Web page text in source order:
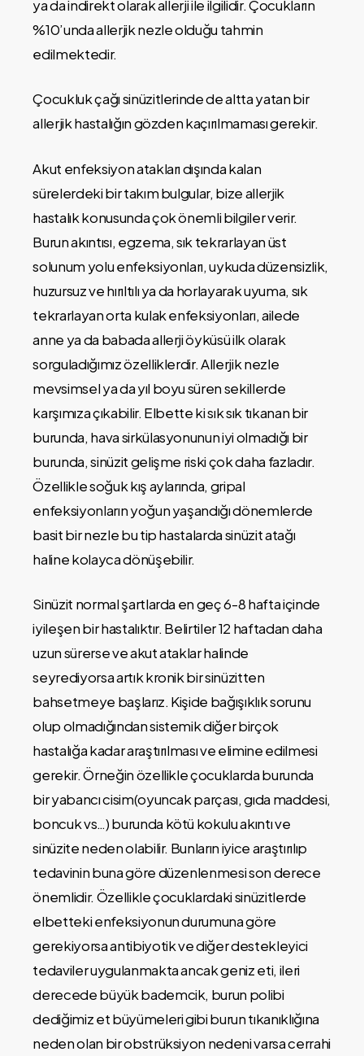
ya da indirekt olarak allerji ile ilgilidir. Çocukların
%10’unda allerjik nezle olduğu tahmin
edilmektedir.
Çocukluk çağı sinüzitlerinde de altta yatan bir
allerjik hastalığın gözden kaçırılmaması gerekir.
Akut enfeksiyon atakları dışında kalan
sürelerdeki bir takım bulgular, bize allerjik
hastalık konusunda çok önemli bilgiler verir.
Burun akıntısı, egzema, sık tekrarlayan üst
solunum yolu enfeksiyonları, uykuda düzensizlik,
huzursuz ve hırıltılı ya da horlayarak uyuma, sık
tekrarlayan orta kulak enfeksiyonları, ailede
anne ya da babada allerji öyküsü ilk olarak
sorguladığımız özelliklerdir. Allerjik nezle
mevsimsel ya da yıl boyu süren sekillerde
karşımıza çıkabilir. Elbette ki sık sık tıkanan bir
burunda, hava sirkülasyonunun iyi olmadığı bir
burunda, sinüzit gelişme riski çok daha fazladır.
Özellikle soğuk kış aylarında, gripal
enfeksiyonların yoğun yaşandığı dönemlerde
basit bir nezle bu tip hastalarda sinüzit atağı
haline kolayca dönüşebilir.
Sinüzit normal şartlarda en geç 6-8 hafta içinde
iyileşen bir hastalıktır. Belirtiler 12 haftadan daha
uzun sürerse ve akut ataklar halinde
seyrediyorsa artık kronik bir sinüzitten
bahsetmeye başlarız. Kişide bağışıklık sorunu
olup olmadığından sistemik diğer birçok
hastalığa kadar araştırılması ve elimine edilmesi
gerekir. Örneğin özellikle çocuklarda burunda
bir yabancı cisim(oyuncak parçası, gıda maddesi,
boncuk vs…) burunda kötü kokulu akıntı ve
sinüzite neden olabilir. Bunların iyice araştırılıp
tedavinin buna göre düzenlenmesi son derece
önemlidir. Özellikle çocuklardaki sinüzitlerde
elbetteki enfeksiyonun durumuna göre
gerekiyorsa antibiyotik ve diğer destekleyici
tedaviler uygulanmakta ancak geniz eti, ileri
derecede büyük bademcik, burun polibi
dediğimiz et büyümeleri gibi burun tıkanıklığına
neden olan bir obstrüksiyon nedeni varsa cerrahi